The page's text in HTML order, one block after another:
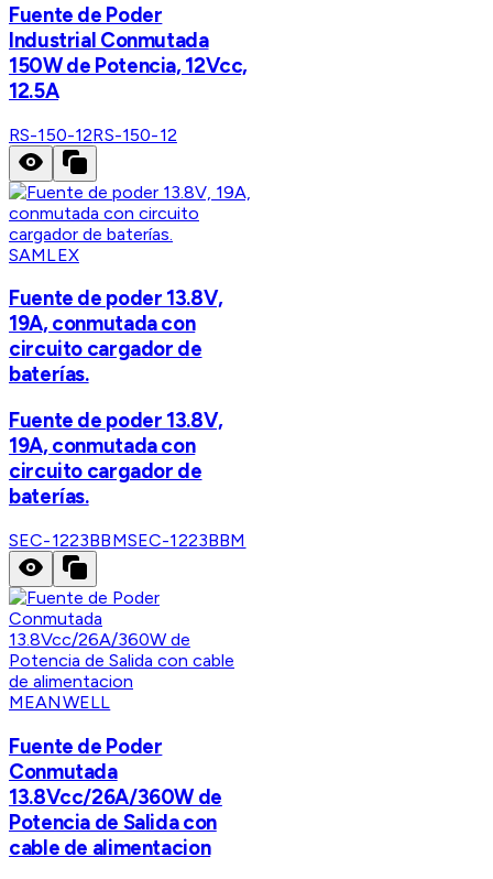
Fuente de Poder
Industrial Conmutada
150W de Potencia, 12Vcc,
12.5A
RS-150-12RS-150-12
SAMLEX
Fuente de poder 13.8V,
19A, conmutada con
circuito cargador de
baterías.
Fuente de poder 13.8V,
19A, conmutada con
circuito cargador de
baterías.
SEC-1223BBMSEC-1223BBM
MEANWELL
Fuente de Poder
Conmutada
13.8Vcc/26A/360W de
Potencia de Salida con
cable de alimentacion